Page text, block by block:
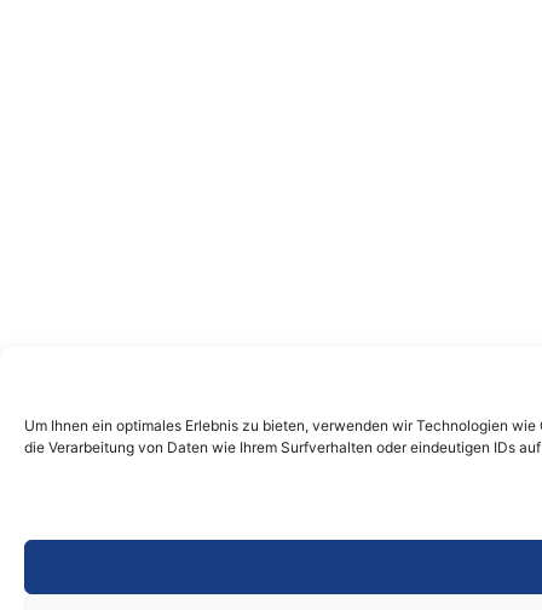
Um Ihnen ein optimales Erlebnis zu bieten, verwenden wir Technologien
die Verarbeitung von Daten wie Ihrem Surfverhalten oder eindeutigen IDs